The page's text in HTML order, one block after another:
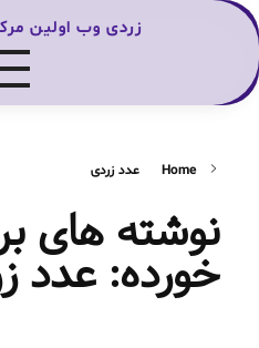
زردی وب اولین
Home عدد زردی
نوشته های
خورده: عدد